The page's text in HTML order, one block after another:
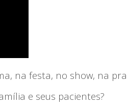
na festa, no show, na
e seus pacientes?